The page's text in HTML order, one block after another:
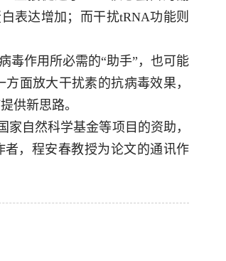
表达增加；而干扰tRNA功能则
毒作用所必需的“助手”，也可能
面放大干扰素的抗病毒效果，
供新思路。
自然科学基金等项目的资助，
，程安春教授为论文的通讯作